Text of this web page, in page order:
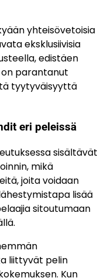
yhteisövetoisia
eksklusiivisia
edistäen
parantanut
tyytyväisyyttä
eri peleissä
sisältävät
mikä
joita voidaan
lisää
sitoutumaan
liittyvät pelin
Kun